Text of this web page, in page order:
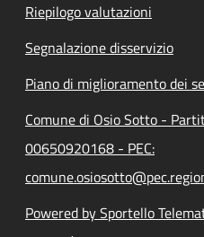
Riepilogo valutazioni
Segnalazione disservizio
Piano di miglioramento dei
Comune di Osio Sotto -
00650920168 - PEC:
Powered by Sportello